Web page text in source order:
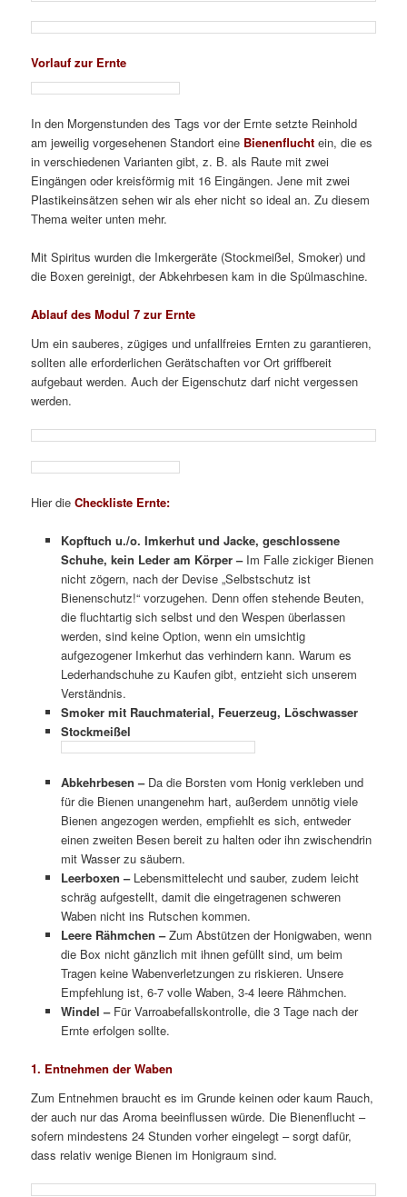
Vorlauf zur Ernte
In den Morgenstunden des Tags vor der Ernte setzte Reinhold
am jeweilig vorgesehenen Standort eine Bienenfluchtein, die es
in verschiedenen Varianten gibt, z. B. als Raute mit zwei
Eingängen oder kreisförmig mit 16 Eingängen. Jene mit zwei
Plastikeinsätzen sehen wir als eher nicht so ideal an. Zu diesem
Thema weiter unten mehr.
Mit Spiritus wurden die Imkergeräte (Stockmeißel, Smoker) und
die Boxen gereinigt, der Abkehrbesen kam in die Spülmaschine.
Ablauf des Modul 7 zur Ernte
Um ein sauberes, zügiges und unfallfreies Ernten zu garantieren,
sollten alle erforderlichen Gerätschaften vor Ort griffbereit
aufgebaut werden. Auch der Eigenschutz darf nicht vergessen
werden.
Hier dieCheckliste Ernte:
Kopftuch u./o. Imkerhut und Jacke, geschlossene
Schuhe, kein Leder am Körper – Im Falle zickiger Bienen
nicht zögern, nach der Devise „Selbstschutz ist
Bienenschutz!“ vorzugehen. Denn offen stehende Beuten,
die fluchtartig sich selbst und den Wespen überlassen
werden, sind keine Option, wenn ein umsichtig
aufgezogener Imkerhut das verhindern kann. Warum es
Lederhandschuhe zu Kaufen gibt, entzieht sich unserem
Verständnis.
Smoker mit Rauchmaterial, Feuerzeug, Löschwasser
Stockmeißel
Abkehrbesen –Da die Borsten vom Honig verkleben und
für die Bienen unangenehm hart, außerdem unnötig viele
Bienen angezogen werden, empfiehlt es sich, entweder
einen zweiten Besen bereit zu halten oder ihn zwischendrin
mit Wasser zu säubern.
Leerboxen –Lebensmittelecht und sauber, zudem leicht
schräg aufgestellt, damit die eingetragenen schweren
Waben nicht ins Rutschen kommen.
Leere Rähmchen –Zum Abstützen der Honigwaben, wenn
die Box nicht gänzlich mit ihnen gefüllt sind, um beim
Tragen keine Wabenverletzungen zu riskieren. Unsere
Empfehlung ist, 6-7 volle Waben, 3-4 leere Rähmchen.
Windel –Für Varroabefallskontrolle, die 3 Tage nach der
Ernte erfolgen sollte.
1. Entnehmen der Waben
Zum Entnehmen braucht es im Grunde keinen oder kaum Rauch,
der auch nur das Aroma beeinflussen würde. Die Bienenflucht –
sofern mindestens 24 Stunden vorher eingelegt – sorgt dafür,
dass relativ wenige Bienen im Honigraum sind.